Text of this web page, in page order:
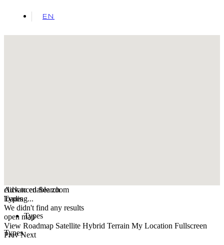
EN
click to enable zoom
loading...
We didn't find any results
open map
View Roadmap Satellite Hybrid Terrain My Location Fullscreen
Prev Next
Advanced Search
Types
Types
Types